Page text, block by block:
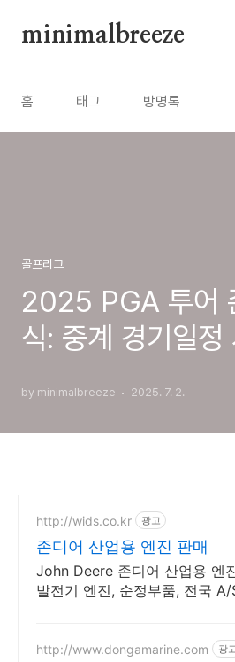
minimalbreeze
홈 태그 방명록
골프리그
2025 PGA 투어
식: 중계 경기일정
by minimalbreeze 2025. 7. 2.
http://wids.co.kr 광고
존디어 산업용 엔진 판매
John Deere 존디어 산업용 엔
발전기 엔진, 순정부품, 전국 A/
http://www.dongamarine.com 광